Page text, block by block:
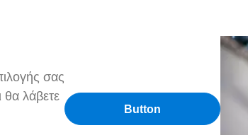
σας
θα λάβετε
Button